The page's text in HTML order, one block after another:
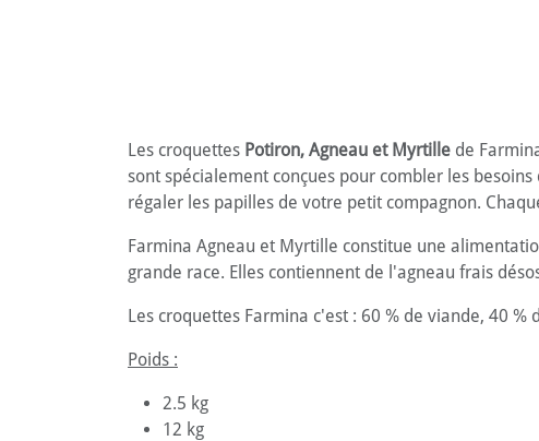
Les croquettes Potiron, Agneau et Myrtille de
sont spécialement conçues pour combler les
régaler les papilles de votre petit compagnon.
Farmina Agneau et Myrtille constitue une
grande race. Elles contiennent de l'agneau frais
Les croquettes Farmina c'est : 60 % de viande, 40
Poids :
2.5 kg
12 kg